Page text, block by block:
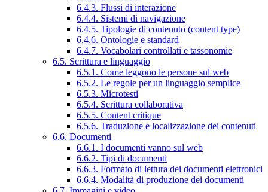
6.4.3. Flussi di interazione
6.4.4. Sistemi di navigazione
6.4.5. Tipologie di contenuto (content type)
6.4.6. Ontologie e standard
6.4.7. Vocabolari controllati e tassonomie
6.5. Scrittura e linguaggio
6.5.1. Come leggono le persone sul web
6.5.2. Le regole per un linguaggio semplice
6.5.3. Microtesti
6.5.4. Scrittura collaborativa
6.5.5. Content critique
6.5.6. Traduzione e localizzazione dei contenuti
6.6. Documenti
6.6.1. I documenti vanno sul web
6.6.2. Tipi di documenti
6.6.3. Formato di lettura dei documenti elettronici
6.6.4. Modalità di produzione dei documenti